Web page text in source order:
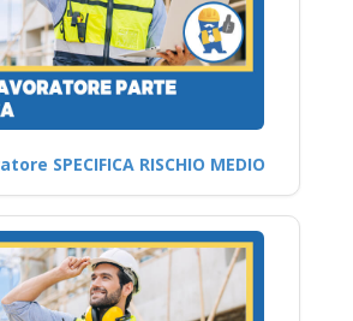
SPECIFICA RISCHIO MEDIO